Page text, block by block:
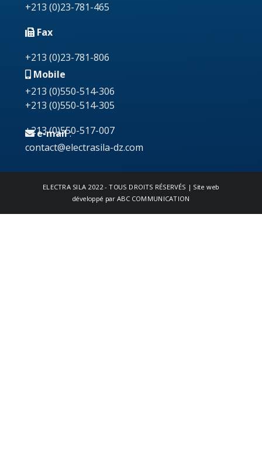
+213 (0)23-781-465
Fax
+213 (0)23-781-806
Mobile
+213 (0)550-514-306
+213 (0)550-514-305
+213 (0)550-517-007
e-mail:
contact@electrasila-dz.com
ELECTRA SILA 2022 - TOUS DROITS RÉSERVÉS | Site web
développé par ABC COMMUNICATION